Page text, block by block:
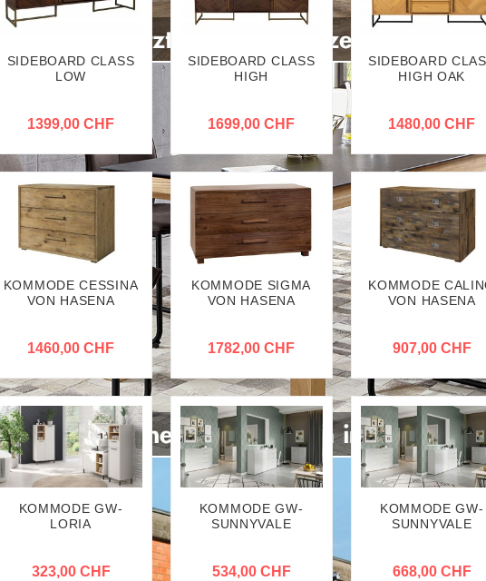
SIDEBOARD CLASS
LOW
1399,00 CHF
SIDEBOARD CLASS
HIGH
1699,00 CHF
SIDEBOARD
HIGH OAK
1480,00 CHF
KOMMODE CESSINA
VON HASENA
1460,00 CHF
KOMMODE SIGMA
VON HASENA
1782,00 CHF
KOMMODE
VON HASENA
907,00 CHF
KOMMODE GW-
LORIA
323,00 CHF
KOMMODE GW-
SUNNYVALE
534,00 CHF
KOMMODE GW-
SUNNYVALE
668,00 CHF